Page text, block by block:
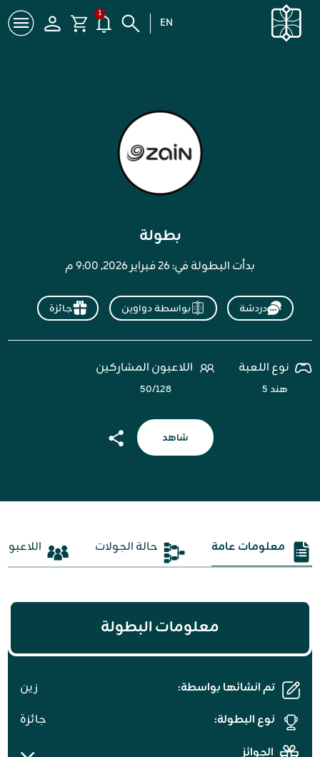
EN
1
بطولة
بدأت البطولة في: ٢٦ فبراير ٢۰٢٦, ۹:۰۰ م
دردشة بواسطة دواوين جائزة
نوع اللعبة
هند ٥
اللاعبون المشاركين
١٢۸/٥٠
شاهد
معلومات عامة حالة الجولات
معلومات البطولة
تم انشائها بواسطة:
زين
نوع البطولة:
جائزة